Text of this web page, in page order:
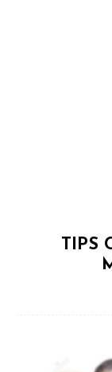
TIPS